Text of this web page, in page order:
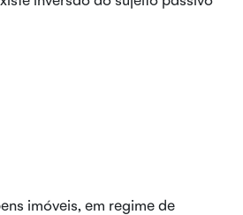
imóveis, em regime de